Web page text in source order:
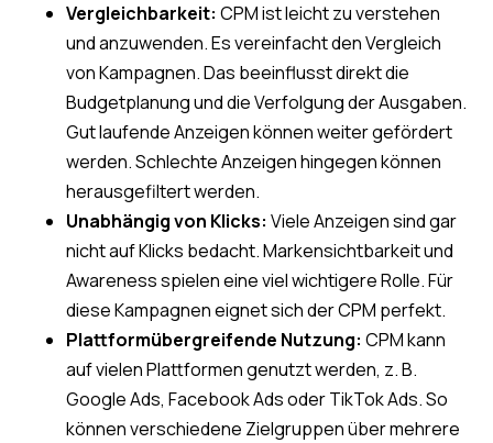
Vergleichbarkeit: CPM ist leicht zu verstehen
und anzuwenden. Es vereinfacht den Vergleich
von Kampagnen. Das beeinflusst direkt die
Budgetplanung und die Verfolgung der Ausgaben.
Gut laufende Anzeigen können weiter gefördert
werden. Schlechte Anzeigen hingegen können
herausgefiltert werden.
Unabhängig von Klicks: Viele Anzeigen sind gar
nicht auf Klicks bedacht. Markensichtbarkeit und
Awareness spielen eine viel wichtigere Rolle. Für
diese Kampagnen eignet sich der CPM perfekt.
Plattformübergreifende Nutzung: CPM kann
auf vielen Plattformen genutzt werden, z. B.
Google Ads, Facebook Ads oder TikTok Ads. So
können verschiedene Zielgruppen über mehrere